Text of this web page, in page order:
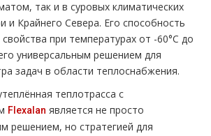
так и в суровых климатических
и Крайнего Севера. Его способность
при температурах от -60°C до
универсальным решением для
задач в области теплоснабжения.
теплотрасса с
Flexalan является не просто
решением, но стратегией для